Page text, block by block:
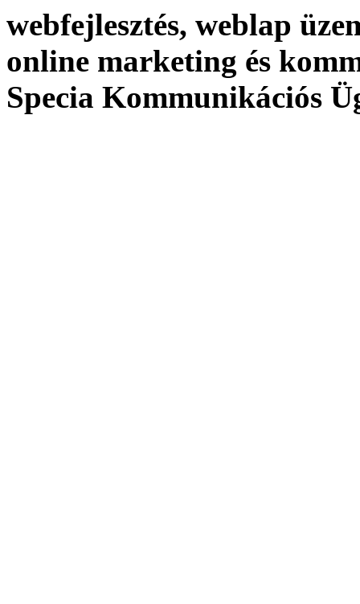
webfejlesztés, weblap
online marketing és
Specia Kommunikációs